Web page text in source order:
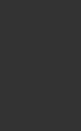
ントネックレス